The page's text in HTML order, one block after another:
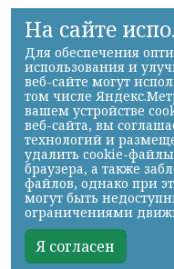
На сайте
Для обеспечения
использования и
веб-сайте могут
том числе
вашем устройстве
веб-сайта, вы
технологий и
удалить cookie-файлы
браузера, а также
файлов, однако при
могут быть
ограничениями
Я согласен